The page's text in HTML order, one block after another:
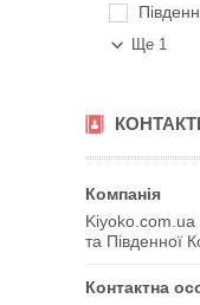
Ще 1
Kiyoko.com.ua
та Південної